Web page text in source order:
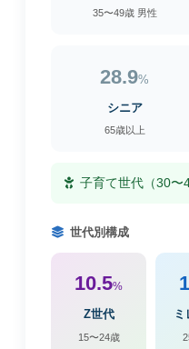
35〜49歳 男性
28.9%
シニア
65歳以上
子育て世代（30〜
世代別構成
10.5%
Z世代
15〜24歳